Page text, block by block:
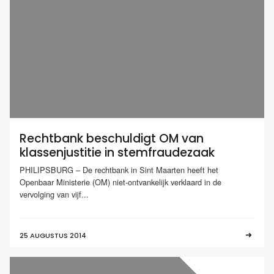
Rechtbank beschuldigt OM van
klassenjustitie in stemfraudezaak
PHILIPSBURG – De rechtbank in Sint Maarten heeft het
Openbaar Ministerie (OM) niet-ontvankelijk verklaard in de
vervolging van vijf...
25 AUGUSTUS 2014